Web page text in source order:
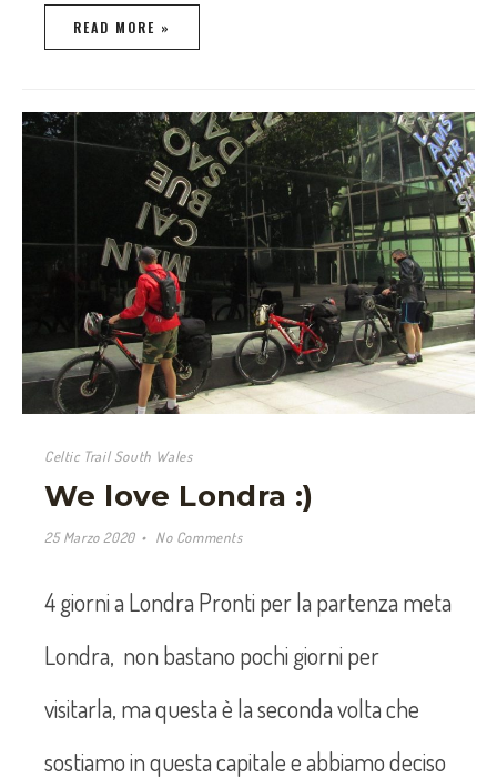
READ MORE »
Celtic Trail South Wales
We love Londra :)
25 Marzo 2020 No Comments
4 giorni a Londra Pronti per la partenza meta
Londra, non bastano pochi giorni per
visitarla, ma questa è la seconda volta che
sostiamo in questa capitale e abbiamo deciso